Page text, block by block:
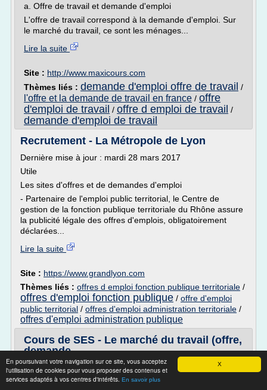
X
En poursuivant votre navigation sur ce site, vous acceptez
l'utilisation de cookies pour vous proposer des contenus et
services adaptés à vos centres d'intérêts. En savoir plus
a. Offre de travail et demande d'emploi
L'offre de travail correspond à la demande d'emploi. Sur
le marché du travail, ce sont les ménages...
Lire la suite
Site : http://www.maxicours.com
Thèmes liés : demande d'emploi offre de travail /
l'offre et la demande de travail en france / offre
d'emploi de travail / offre d emploi de travail /
demande d'emploi de travail
Recrutement - La Métropole de Lyon
Dernière mise à jour : mardi 28 mars 2017
Utile
Les sites d'offres et de demandes d'emploi
- Partenaire de l'emploi public territorial, le Centre de
gestion de la fonction publique territoriale du Rhône assure
la publicité légale des offres d'emplois, obligatoirement
déclarées...
Lire la suite
Site : https://www.grandlyon.com
Thèmes liés : offres d emploi fonction publique territoriale /
offres d'emploi fonction publique / offre d'emploi
public territorial / offres d'emploi administration territoriale /
offres d'emploi administration publique
Cours de SES - Le marché du travail (offre,
demande ...
Cours de SES - Le marché du travail (offre, demande)
Note par nos Maxinautes :